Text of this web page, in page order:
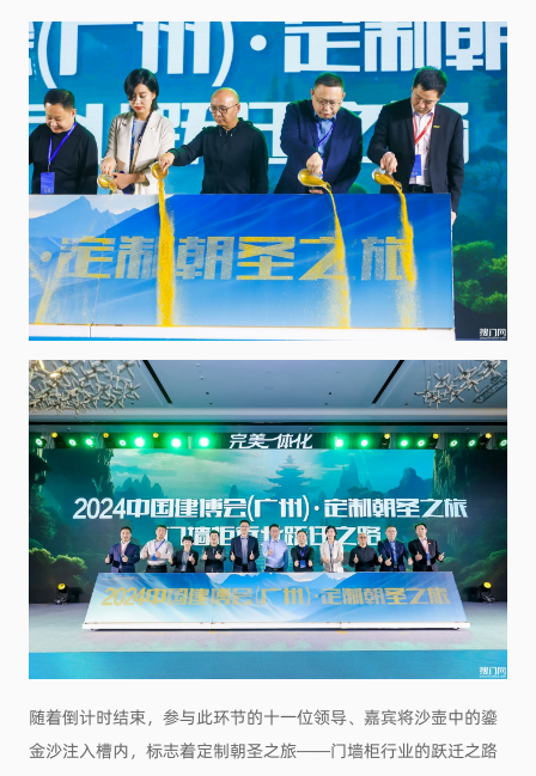
随着倒计时结束，参与此环节的十一位领导、嘉宾将沙壶中的鎏
金沙注入槽内，标志着定制朝圣之旅——门墙柜行业的跃迁之路